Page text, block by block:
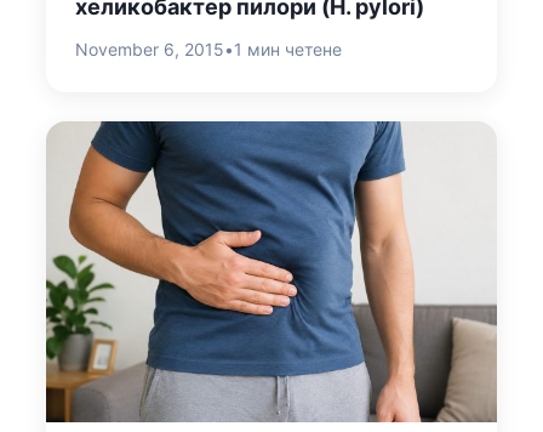
хеликобактер пилори (H. pylori)
November 6, 2015•1 мин четене